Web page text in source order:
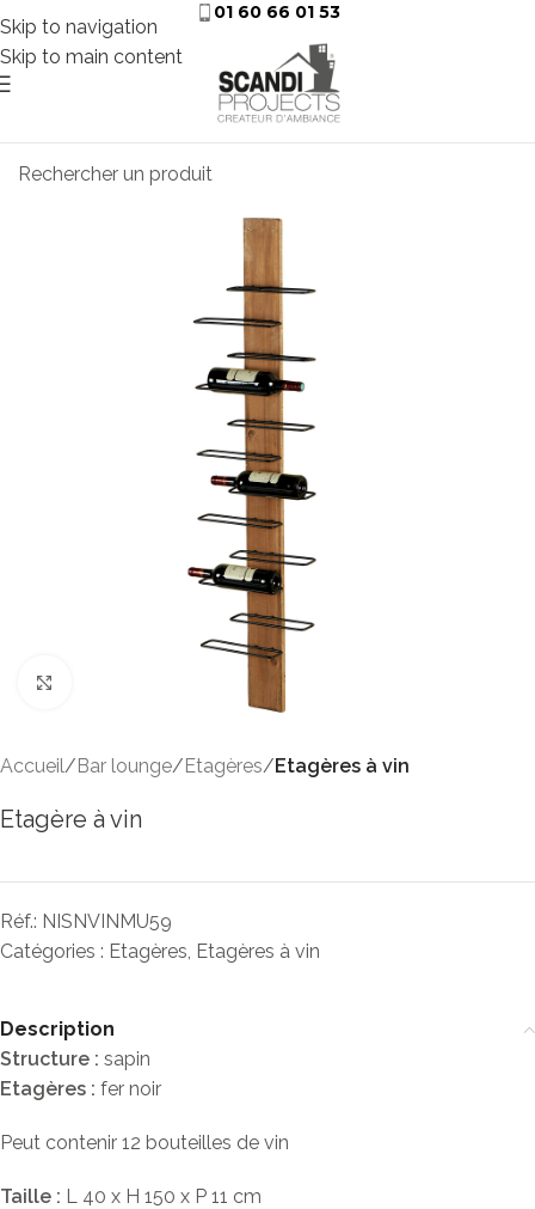
Skip to navigation
Skip to main content
01 60 66 01 53
Accueil Bar lounge Etagères Etagères à vin
Etagère à vin
Réf.: NISNVINMU59
Catégories : Etagères, Etagères à vin
Description
Structure : sapin
Etagères : fer noir
Peut contenir 12 bouteilles de vin
Taille : L 40 x H 150 x P 11 cm